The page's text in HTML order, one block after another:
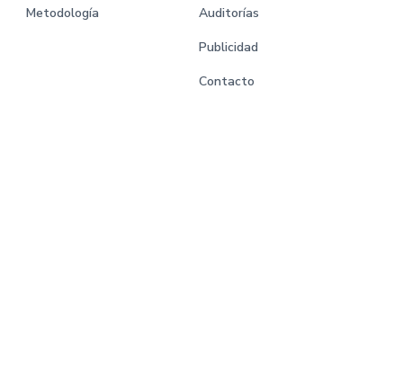
Metodología
Auditorías
Publicidad
Contacto